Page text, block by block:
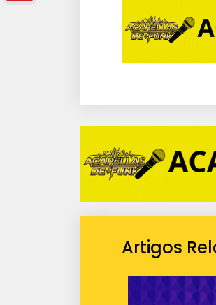
Artigos